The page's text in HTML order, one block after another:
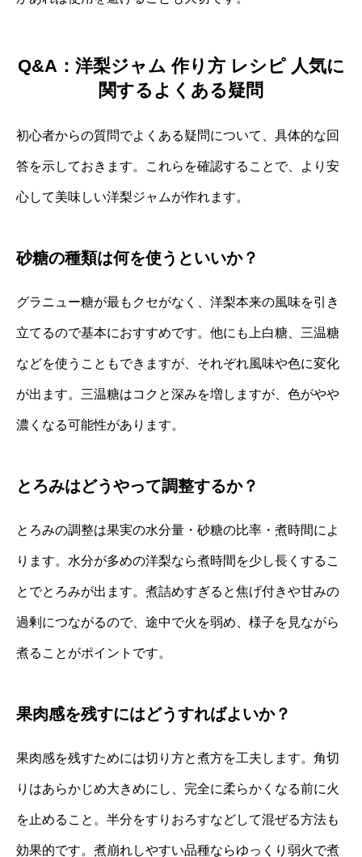
Q&A：洋梨ジャム 作り方 レシピ 人気に
関するよくある疑問
初心者からの質問でよくある疑問について、具体的な回
答を示しておきます。これらを確認することで、より安
心して美味しい洋梨ジャムが作れます。
砂糖の種類は何を使うといいか？
グラニュー糖が最もクセがなく、洋梨本来の風味を引き
立てるので基本におすすめです。他にも上白糖、三温糖
などを使うこともできますが、それぞれ風味や色に変化
が出ます。三温糖はコクと深みを増しますが、色がやや
濃くなる可能性があります。
とろみはどうやって調整するか？
とろみの調整は果実の水分量・砂糖の比率・煮時間によ
ります。水分が多めの洋梨なら煮時間を少し長くするこ
とでとろみが出ます。煮詰めすぎると焦げ付きや甘みの
過剰につながるので、途中で火を弱め、様子を見ながら
煮ることがポイントです。
果肉感を残すにはどうすればよいか？
果肉感を残すためには切り方と煮方を工夫します。角切
りはあらかじめ大きめにし、完全に柔らかくなる前に火
を止めること。半分をすりおろすなどして混ぜる方法も
効果的です。煮崩れしやすい品種ならゆっくり弱火で煮